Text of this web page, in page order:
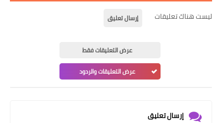
ليست هناك تعليقات إرسال تعليق
عرض التعليقات فقط
عرض التعليقات والردود
إرسال تعليق